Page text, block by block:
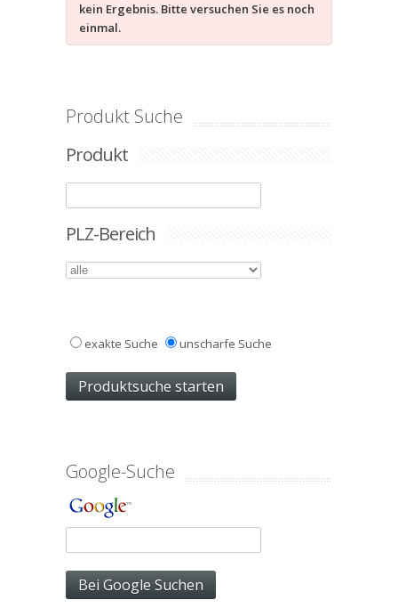
kein Ergebnis. Bitte versuchen Sie es noch
einmal.
Produkt Suche
Produkt
PLZ-Bereich
exakte Suche unscharfe Suche
Google-Suche